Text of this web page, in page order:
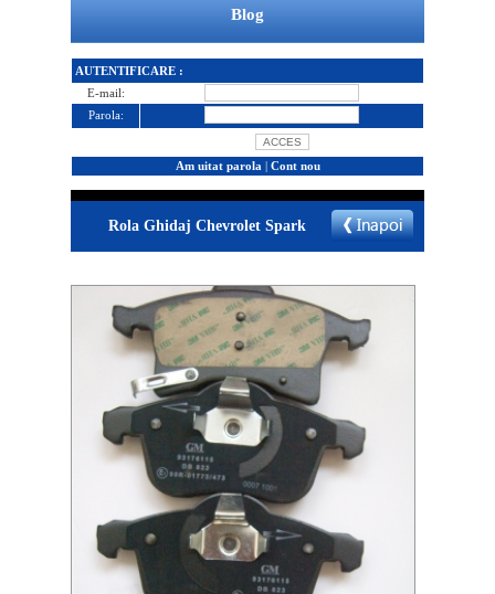
Blog
AUTENTIFICARE :
E-mail:
Parola:
Am uitat parola | Cont nou
Rola Ghidaj Chevrolet Spark